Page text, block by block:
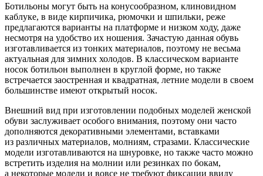
Ботильоны могут быть на конусообразном, клиновидном
каблуке, в виде кирпичика, рюмочки и шпильки, реже
предлагаются варианты на платформе и низком ходу, даже
несмотря на удобство их ношения. Зачастую данная обувь
изготавливается из тонких материалов, поэтому не весьма
актуальная для зимних холодов. В классическом варианте
носок ботильон выполнен в круглой форме, но также
встречается заостренная и квадратная, летние модели в своем
большинстве имеют открытый носок.
Внешний вид при изготовлении подобных моделей женской
обуви заслуживает особого внимания, поэтому они часто
дополняются декоративными элементами, вставками
из различных материалов, молниям, стразами. Классические
модели изготавливаются на шнуровке, но также часто можно
встретить изделия на молнии или резинках по бокам,
а некоторые модели и вовсе не требуют фиксации ввиду